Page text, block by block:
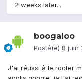
2 weeks later...
boogaloo
Posté(e) 8 juin
J'ai réussi à le rooter